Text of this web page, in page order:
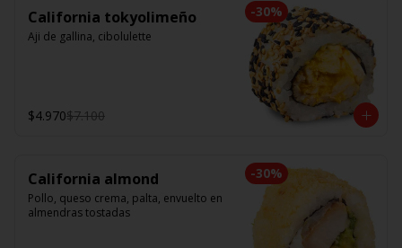
-30%
California tokyolimeño
Aji de gallina, cibolulette
$4.970$7.100
-30%
California almond
Pollo, queso crema, palta, envuelto en
almendras tostadas